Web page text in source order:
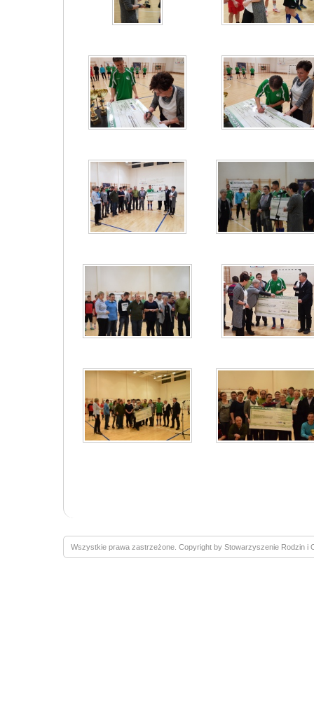
Wszystkie prawa zastrzeżone. Copyright by Stowarzyszenie Rodzin i